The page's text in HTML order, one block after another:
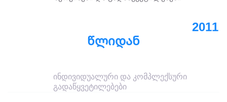
2011
ᲬᲚᲘᲓᲐᲜ
ინდივიდუალური და კომპლექსური
გადაწყვეტილებები